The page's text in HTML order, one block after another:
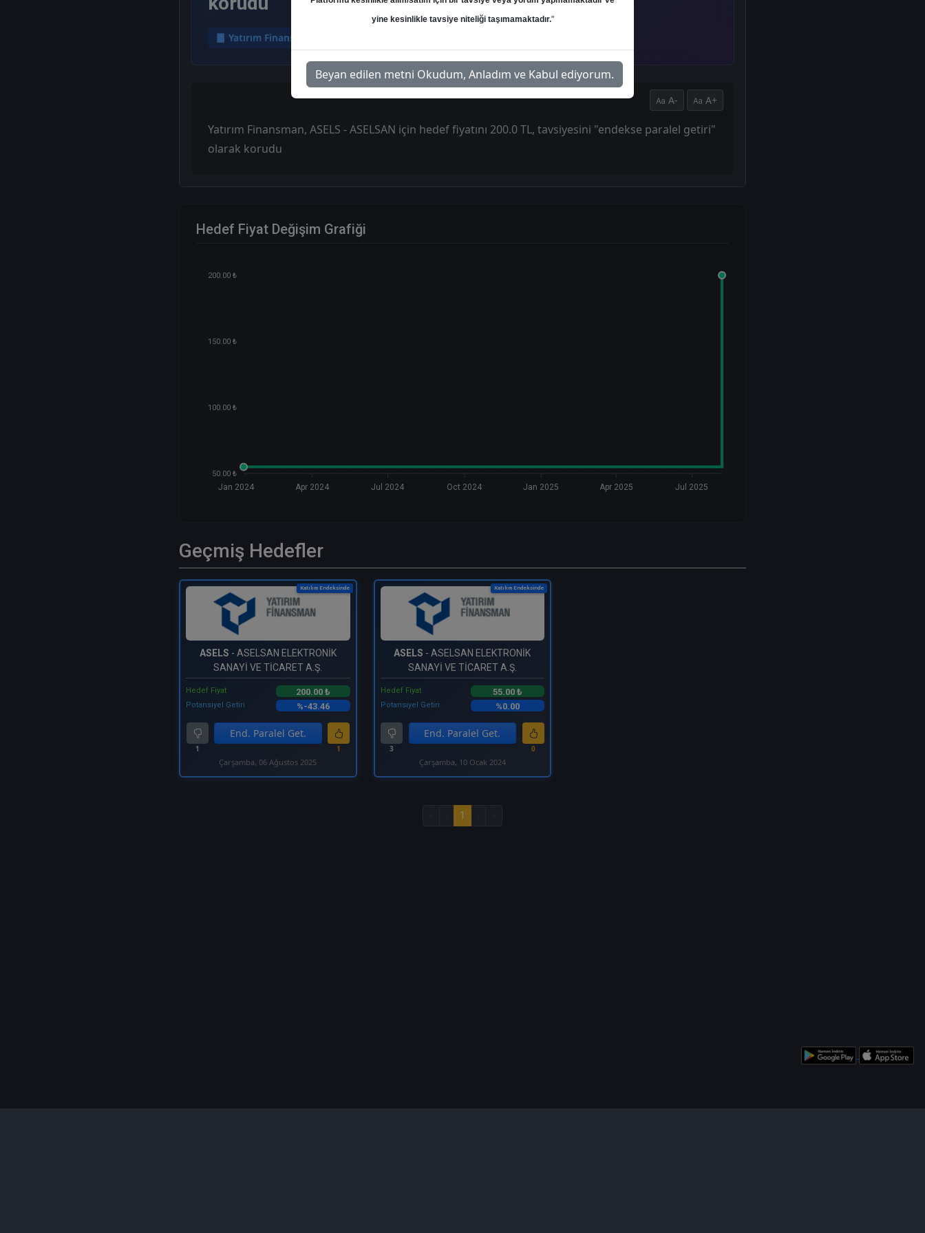
Yatırım Finansman
A- A+
Yatırım Finansman, ASELS - ASELSAN için hedef fiyatını 200.0 TL, tavsiyesini "endekse paralel getiri"
olarak korudu
Hedef Fiyat Değişim Grafiği
200.00 ₺
150.00 ₺
100.00 ₺
50.00 ₺
Jan 2024 Apr 2024 Jul 2024 Oct 2024 Jan 2025 Apr 2025 Jul 2025
Geçmiş Hedefler
Katılım Endeksinde
ASELS - ASELSAN ELEKTRONİK
SANAYİ VE TİCARET A.Ş.
Hedef Fiyat 200.00 ₺
Potansiyel Getiri %-43.46
1
End. Paralel Get.
1
Çarşamba, 06 Ağustos 2025
Katılım Endeksinde
ASELS - ASELSAN ELEKTRONİK
SANAYİ VE TİCARET A.Ş.
Hedef Fiyat 55.00 ₺
Potansiyel Getiri %0.00
3
End. Paralel Get.
0
Çarşamba, 10 Ocak 2024
1
yine kesinlikle tavsiye niteliği taşımamaktadır."
Beyan edilen metni Okudum, Anladım ve Kabul ediyorum.